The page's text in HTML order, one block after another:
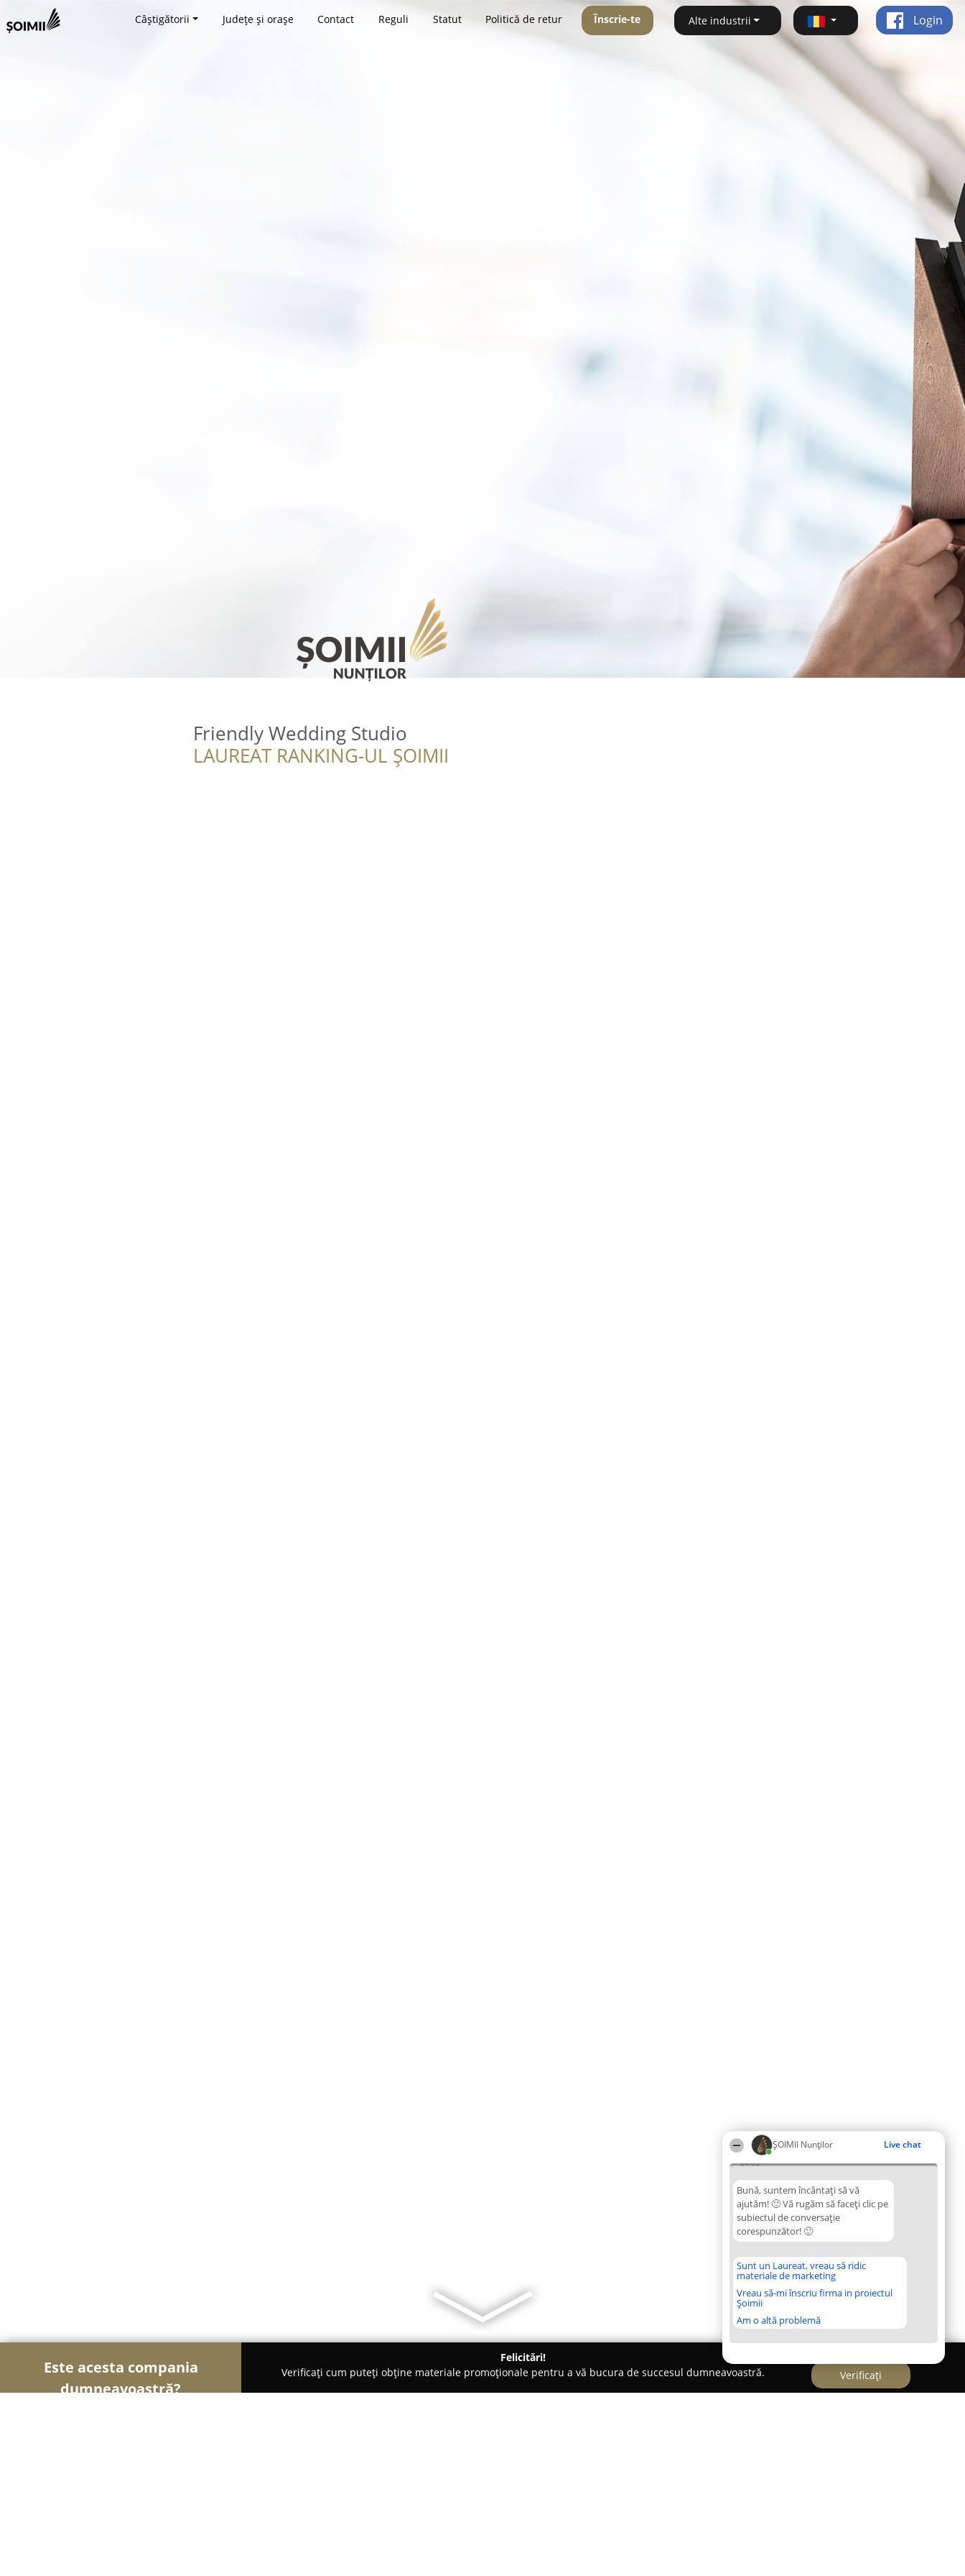
ȘOIMII Nunților Live chat
20:03
Bună, suntem încântați să vă
ajutăm! 🙂 Vă rugăm să faceți clic pe
subiectul de conversație
corespunzător! 🙂
Sunt un Laureat, vreau să ridic
materiale de marketing
Vreau să-mi înscriu firma in proiectul
Șoimii
Am o altă problemă
Câștigătorii Județe și orașe Contact Reguli Statut Politică de retur Înscrie-te Alte industrii Login
Friendly Wedding Studio
LAUREAT RANKING-UL ȘOIMII
Este acesta compania
dumneavoastră?
Felicitări!
Verificați cum puteți obține materiale promoționale pentru a vă bucura de succesul dumneavoastră.
Verificați